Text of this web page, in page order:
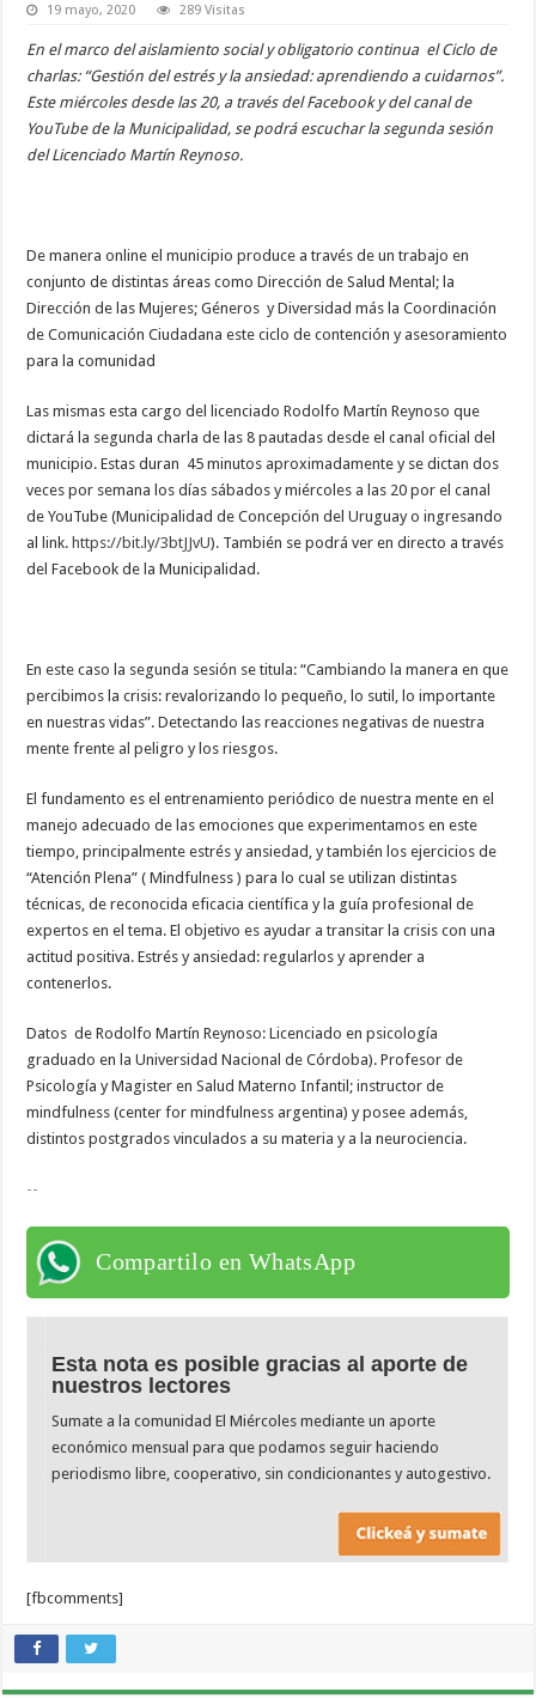
19 mayo, 2020 289 Visitas
En el marco del aislamiento social y obligatorio continua el Ciclo de
charlas: “Gestión del estrés y la ansiedad: aprendiendo a cuidarnos”.
Este miércoles desde las 20, a través del Facebook y del canal de
YouTube de la Municipalidad, se podrá escuchar la segunda sesión
del Licenciado Martín Reynoso.
De manera online el municipio produce a través de un trabajo en
conjunto de distintas áreas como Dirección de Salud Mental; la
Dirección de las Mujeres; Géneros y Diversidad más la Coordinación
de Comunicación Ciudadana este ciclo de contención y asesoramiento
para la comunidad
Las mismas esta cargo del licenciado Rodolfo Martín Reynoso que
dictará la segunda charla de las 8 pautadas desde el canal oficial del
municipio. Estas duran 45 minutos aproximadamente y se dictan dos
veces por semana los días sábados y miércoles a las 20 por el canal
de YouTube (Municipalidad de Concepción del Uruguay o ingresando
al link.https://bit.ly/3btJJvU). También se podrá ver en directo a través
del Facebook de la Municipalidad.
En este caso la segunda sesión se titula: “Cambiando la manera en que
percibimos la crisis: revalorizando lo pequeño, lo sutil, lo importante
en nuestras vidas”. Detectando las reacciones negativas de nuestra
mente frente al peligro y los riesgos.
El fundamento es el entrenamiento periódico de nuestra mente en el
manejo adecuado de las emociones que experimentamos en este
tiempo, principalmente estrés y ansiedad, y también los ejercicios de
“Atención Plena” ( Mindfulness ) para lo cual se utilizan distintas
técnicas, de reconocida eficacia científica y la guía profesional de
expertos en el tema. El objetivo es ayudar a transitar la crisis con una
actitud positiva. Estrés y ansiedad: regularlos y aprender a
contenerlos.
Datos de Rodolfo Martín Reynoso: Licenciado en psicología
graduado en la Universidad Nacional de Córdoba). Profesor de
Psicología y Magister en Salud Materno Infantil; instructor de
mindfulness (center for mindfulness argentina) y posee además,
distintos postgrados vinculados a su materia y a la neurociencia.
--
Compartilo en WhatsApp
Esta nota es posible gracias al aporte de
nuestros lectores
Sumate a la comunidad El Miércoles mediante un aporte
económico mensual para que podamos seguir haciendo
periodismo libre, cooperativo, sin condicionantes y autogestivo.
[fbcomments]